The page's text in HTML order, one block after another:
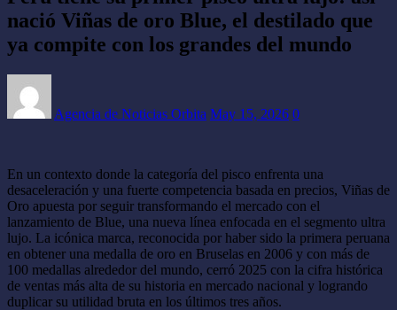
nació Viñas de oro Blue, el destilado que
ya compite con los grandes del mundo
Agencia de Noticias Orbita May 15, 2026 0
En un contexto donde la categoría del pisco enfrenta una
desaceleración y una fuerte competencia basada en precios, Viñas de
Oro apuesta por seguir transformando el mercado con el
lanzamiento de Blue, una nueva línea enfocada en el segmento ultra
lujo. La icónica marca, reconocida por haber sido la primera peruana
en obtener una medalla de oro en Bruselas en 2006 y con más de
100 medallas alrededor del mundo, cerró 2025 con la cifra histórica
de ventas más alta de su historia en mercado nacional y logrando
duplicar su utilidad bruta en los últimos tres años.